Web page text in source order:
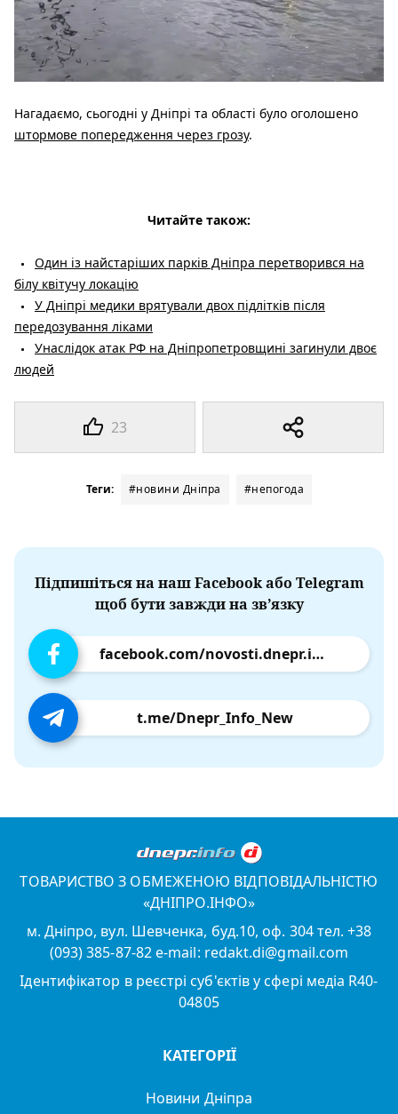
23
Нагадаємо, сьогодні у Дніпрі та області було оголошено
штормове попередження через грозу.
Читайте також:
Один із найстаріших парків Дніпра перетворився на
білу квітучу локацію
У Дніпрі медики врятували двох підлітків після
передозування ліками
Унаслідок атак РФ на Дніпропетровщині загинули двоє
людей
Теги: #новини Дніпра #непогода
Підпишіться на наш Facebook або Telegram
щоб бути завжди на зв’язку
facebook.com/novosti.dnepr.info
t.me/Dnepr_Info_New
ТОВАРИСТВО З ОБМЕЖЕНОЮ ВІДПОВІДАЛЬНІСТЮ
«ДНІПРО.ІНФО»
м. Дніпро, вул. Шевченка, буд.10, оф. 304 тел. +38
(093) 385-87-82 e-mail: redakt.di@gmail.com
Ідентифікатор в реєстрі суб'єктів у сфері медіа R40-
04805
КАТЕГОРІЇ
Новини Дніпра